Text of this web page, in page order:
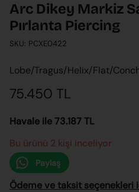
Arc Dikey Markiz
Pırlanta Piercing
SKU: PCXE0422
Lobe/Tragus/Helix/Flat/
75.450 TL
Havale ile 73.187 TL
Bu ürünü 2 kişi inceliyor
Paylaş
Ödeme ve taksit seçenekleri